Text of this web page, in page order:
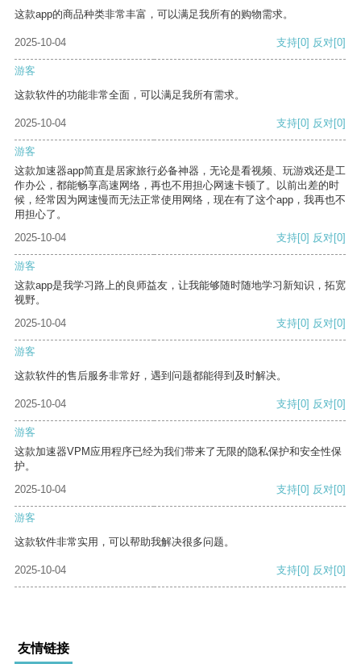
这款app的商品种类非常丰富，可以满足我所有的购物需求。
2025-10-04 支持[0] 反对[0]
游客
这款软件的功能非常全面，可以满足我所有需求。
2025-10-04 支持[0] 反对[0]
游客
这款加速器app简直是居家旅行必备神器，无论是看视频、玩游戏还是工
作办公，都能畅享高速网络，再也不用担心网速卡顿了。以前出差的时
候，经常因为网速慢而无法正常使用网络，现在有了这个app，我再也不
用担心了。
2025-10-04
支持[0] 反对[0]
游客
这款app是我学习路上的良师益友，让我能够随时随地学习新知识，拓宽
视野。
2025-10-04
支持[0] 反对[0]
游客
这款软件的售后服务非常好，遇到问题都能得到及时解决。
2025-10-04 支持[0] 反对[0]
游客
这款加速器VPM应用程序已经为我们带来了无限的隐私保护和安全性保
护。
2025-10-04
支持[0] 反对[0]
游客
这款软件非常实用，可以帮助我解决很多问题。
2025-10-04 支持[0] 反对[0]
友情链接